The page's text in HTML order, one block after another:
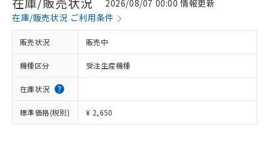
2026/08/07 00:00 情報更新
在庫/販売状況 ご利用条件
販売状況 販売中
機種区分 受注生産機種
在庫状況
標準価格(税別) ¥ 2,650